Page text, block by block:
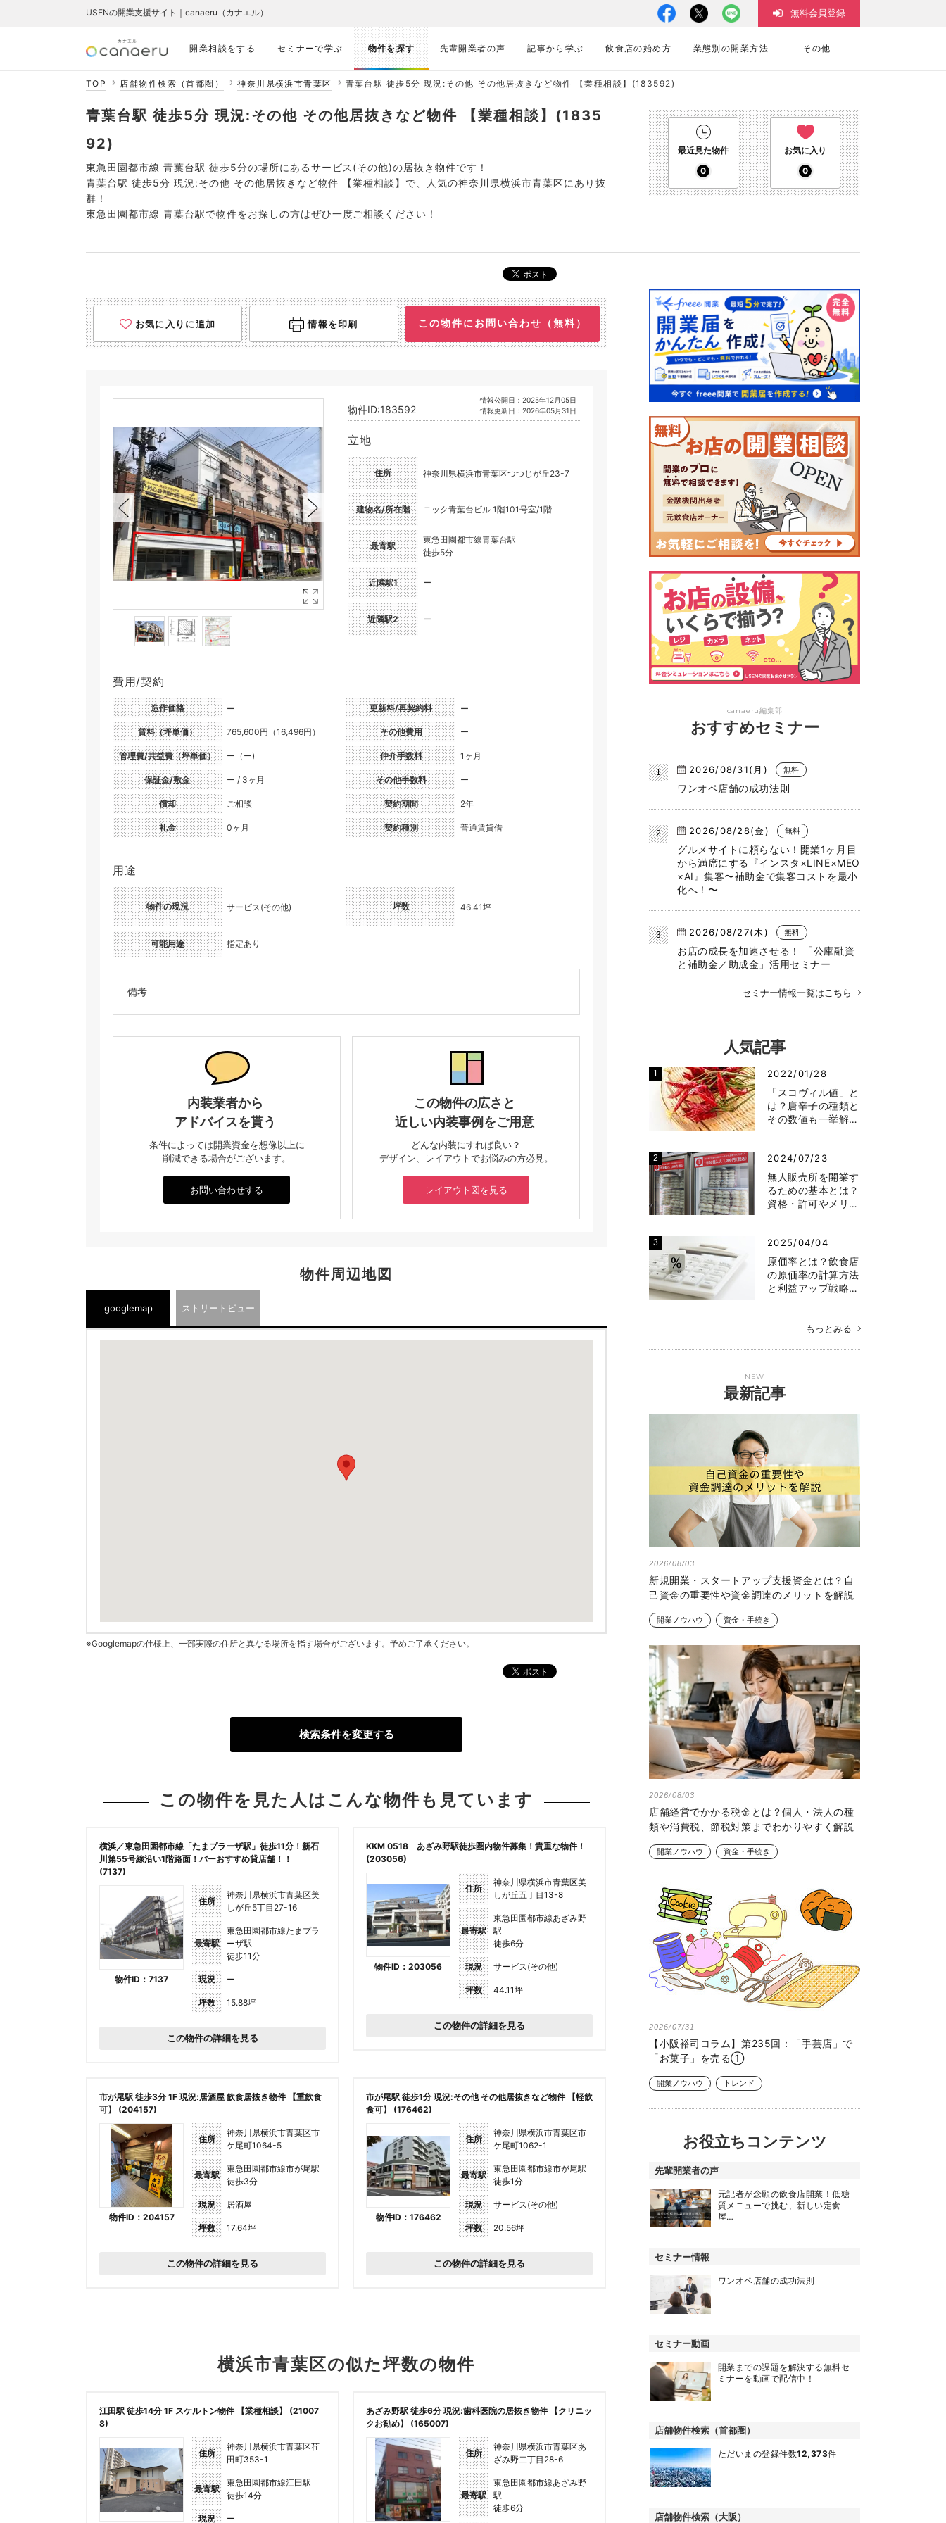
開業相談をする セミナーで学ぶ 物件を探す 先輩開業者の声 記事から学ぶ 飲食店の始め方 業態別の開業方法 その他
USENの開業支援サイト｜canaeru（カナエル） 無料会員登録
TOP 店舗物件検索（首都圏） 神奈川県横浜市青葉区 青葉台駅 徒歩5分 現況:その他 その他居抜きなど物件 【業種相談】(183592)
青葉台駅 徒歩5分 現況:その他 その他居抜きなど物件 【業種相談】(1835
92)
東急田園都市線 青葉台駅 徒歩5分の場所にあるサービス(その他)の居抜き物件です！
青葉台駅 徒歩5分 現況:その他 その他居抜きなど物件 【業種相談】で、人気の神奈川県横浜市青葉区にあり抜
群！
東急田園都市線 青葉台駅で物件をお探しの方はぜひ一度ご相談ください！
最近見た物件
0
お気に入り
0
お気に入りに追加 情報を印刷 この物件にお問い合わせ（無料）
物件ID:183592
情報公開日：2025年12月05日
情報更新日：2026年05月31日
立地
住所 神奈川県横浜市青葉区つつじが丘23-7
建物名/所在階 ニック青葉台ビル 1階101号室/1階
最寄駅
東急田園都市線青葉台駅
徒歩5分
近隣駅1 ー
近隣駅2 ー
費用/契約
造作価格 ー
賃料（坪単価） 765,600円（16,496円）
管理費/共益費（坪単価） ー（ー)
保証金/敷金 ー / 3ヶ月
償却 ご相談
礼金 0ヶ月
更新料/再契約料 ー
その他費用 ー
仲介手数料 1ヶ月
その他手数料 ー
契約期間 2年
契約種別 普通賃貸借
用途
物件の現況 サービス(その他)
可能用途 指定あり
坪数 46.41坪
備考
内装業者から
アドバイスを貰う
条件によっては開業資金を想像以上に
削減できる場合がございます。
お問い合わせする
この物件の広さと
近しい内装事例をご用意
どんな内装にすれば良い？
デザイン、レイアウトでお悩みの方必見。
レイアウト図を見る
物件周辺地図
googlemap ストリートビュー
※Googlemapの仕様上、一部実際の住所と異なる場所を指す場合がございます。予めご了承ください。
検索条件を変更する
この物件を見た人はこんな物件も見ています
横浜／東急田園都市線「たまプラーザ駅」徒歩11分！新石
川第55号線沿い1階路面！バーおすすめ貸店舗！！
(7137)
物件ID：7137
住所
神奈川県横浜市青葉区美
しが丘5丁目27-16
最寄駅
東急田園都市線たまプラ
ーザ駅
徒歩11分
現況 ー
坪数 15.88坪
この物件の詳細を見る
KKM 0518 あざみ野駅徒歩圏内物件募集！貴重な物件！
(203056)
物件ID：203056
住所
神奈川県横浜市青葉区美
しが丘五丁目13-8
最寄駅
東急田園都市線あざみ野
駅
徒歩6分
現況 サービス(その他)
坪数 44.11坪
この物件の詳細を見る
市が尾駅 徒歩3分 1F 現況:居酒屋 飲食居抜き物件 【重飲食
可】 (204157)
物件ID：204157
住所
神奈川県横浜市青葉区市
ケ尾町1064-5
最寄駅
東急田園都市線市が尾駅
徒歩3分
現況 居酒屋
坪数 17.64坪
この物件の詳細を見る
市が尾駅 徒歩1分 現況:その他 その他居抜きなど物件 【軽飲
食可】 (176462)
物件ID：176462
住所
神奈川県横浜市青葉区市
ケ尾町1062-1
最寄駅
東急田園都市線市が尾駅
徒歩1分
現況 サービス(その他)
坪数 20.56坪
この物件の詳細を見る
横浜市青葉区の似た坪数の物件
江田駅 徒歩14分 1F スケルトン物件 【業種相談】 (21007
8)
住所
神奈川県横浜市青葉区荏
田町353-1
最寄駅
東急田園都市線江田駅
徒歩14分
現況 ー
あざみ野駅 徒歩6分 現況:歯科医院の居抜き物件 【クリニッ
クお勧め】 (165007)
住所
神奈川県横浜市青葉区あ
ざみ野二丁目28-6
最寄駅
東急田園都市線あざみ野
駅
徒歩6分
canaeru編集部
おすすめセミナー
2026/08/31(月) 無料
ワンオペ店舗の成功法則
2026/08/28(金) 無料
グルメサイトに頼らない！開業1ヶ月目
から満席にする『インスタ×LINE×MEO
×AI』集客〜補助金で集客コストを最小
化へ！〜
2026/08/27(木) 無料
お店の成長を加速させる！ 「公庫融資
と補助金／助成金」活用セミナー
セミナー情報一覧はこちら
人気記事
2022/01/28
「スコヴィル値」と
は？唐辛子の種類と
その数値も一挙解…
2024/07/23
無人販売所を開業す
るための基本とは？
資格・許可やメリ…
2025/04/04
原価率とは？飲食店
の原価率の計算方法
と利益アップ戦略…
もっとみる
NEW
最新記事
2026/08/03
新規開業・スタートアップ支援資金とは？自
己資金の重要性や資金調達のメリットを解説
開業ノウハウ 資金・手続き
2026/08/03
店舗経営でかかる税金とは？個人・法人の種
類や消費税、節税対策までわかりやすく解説
開業ノウハウ 資金・手続き
2026/07/31
【小阪裕司コラム】第235回：「手芸店」で
「お菓子」を売る①
開業ノウハウ トレンド
お役立ちコンテンツ
先輩開業者の声
元記者が念願の飲食店開業！低糖
質メニューで挑む、新しい定食
屋…
セミナー情報
ワンオペ店舗の成功法則
セミナー動画
開業までの課題を解決する無料セ
ミナーを動画で配信中！
店舗物件検索（首都圏）
ただいまの登録件数12,373件
店舗物件検索（大阪）